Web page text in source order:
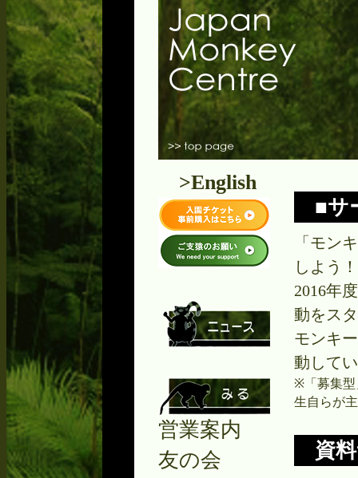
■サ
「モン
しよう
2016年
動をス
モンキ
動して
※「募集型
生自らが
資料
>English
営業案内
友の会